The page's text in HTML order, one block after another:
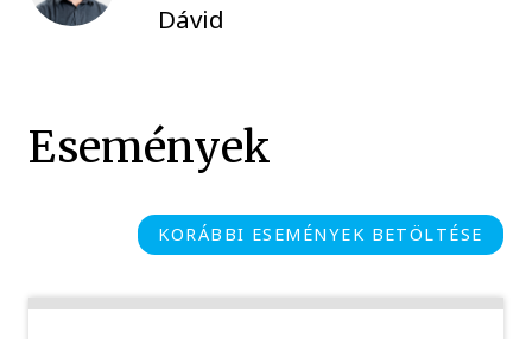
Dávid
Események
KORÁBBI ESEMÉNYEK BETÖLTÉSE